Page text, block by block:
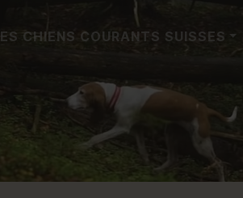
CHIENS COURANTS SUISSES